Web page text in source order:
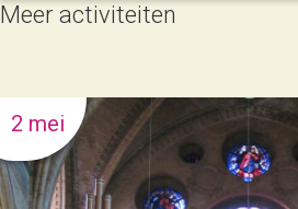
Meer activiteiten
2 mei